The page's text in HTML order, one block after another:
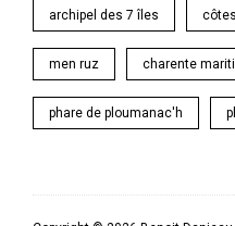
archipel des 7 îles
men ruz charente
phare de ploumanac'h